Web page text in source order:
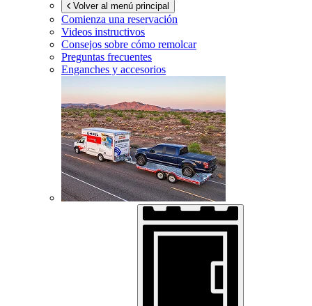
Volver al menú principal
Comienza una reservación
Videos instructivos
Consejos sobre cómo remolcar
Preguntas frecuentes
Enganches y accesorios